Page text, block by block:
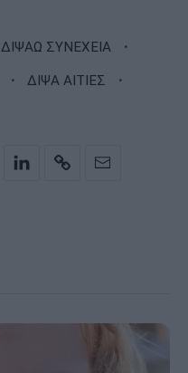
ΔΙΨΑΩ ΣΥΝΕΧΕΙΑ ·
· ΔΙΨΑ ΑΙΤΙΕΣ ·